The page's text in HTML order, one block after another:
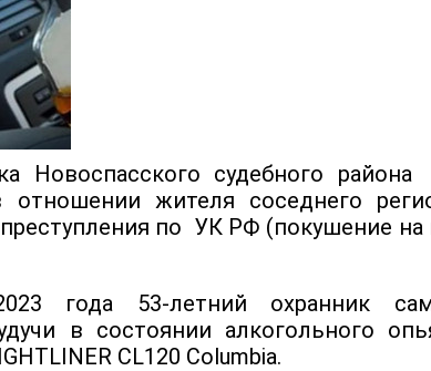
Новоспасского судебного
жителя соседнего
по УК РФ (покушение на
года 53-летний охранник
в состоянии алкогольного
CL120 Columbia.